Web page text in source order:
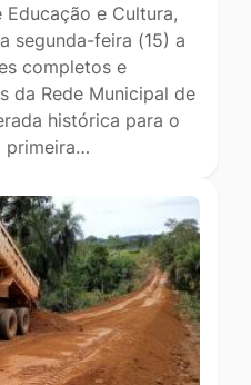
e Cultura,
segunda-feira (15) a
completos e
da Rede Municipal de
histórica para o
primeira…